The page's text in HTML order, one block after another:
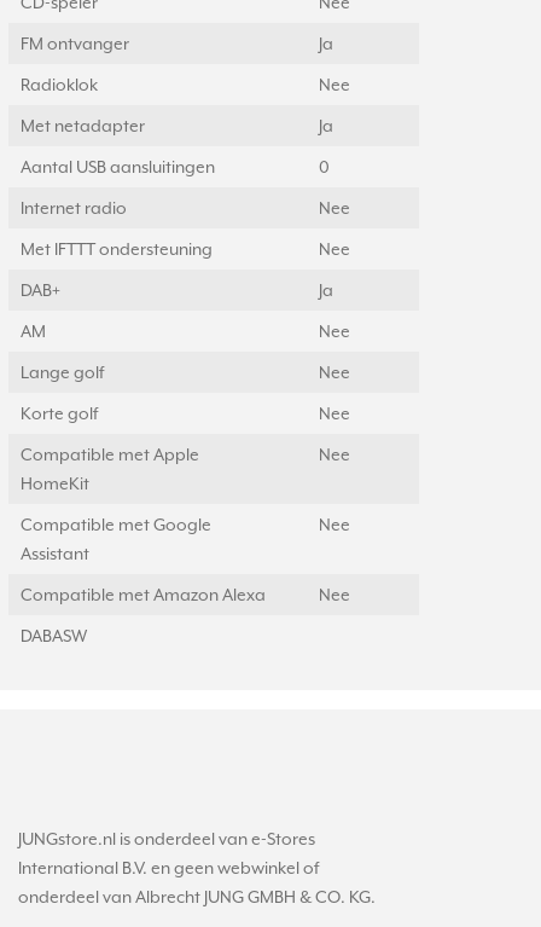
FM ontvanger Ja
Radioklok Nee
Met netadapter Ja
Aantal USB aansluitingen 0
Internet radio Nee
Met IFTTT ondersteuning Nee
DAB+ Ja
AM Nee
Lange golf Nee
Korte golf Nee
Compatible met Apple
HomeKit
Nee
Compatible met Google
Assistant
Nee
Compatible met Amazon Alexa Nee
DABASW
JUNGstore.nl is onderdeel van e-Stores
International B.V. en geen webwinkel of
onderdeel van Albrecht JUNG GMBH & CO. KG.